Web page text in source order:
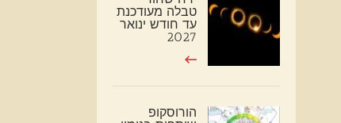
טבלה מעודכנת
עד חודש ינואר
2027
הורוסקופ